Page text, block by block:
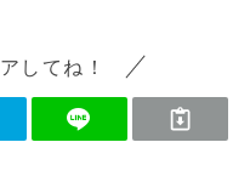
してね！